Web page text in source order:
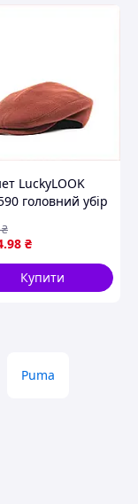
LuckyLOOK
головний убір
.98 ₴
₴
Купити
Puma